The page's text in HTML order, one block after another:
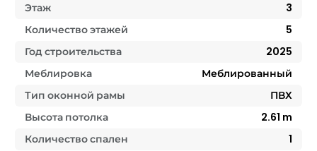
Этаж
3
Количество этажей
5
Год строительства
2025
Меблировка
Меблированный
Тип оконной рамы
ПВХ
Высота потолка
2.61 m
Количество спален
1